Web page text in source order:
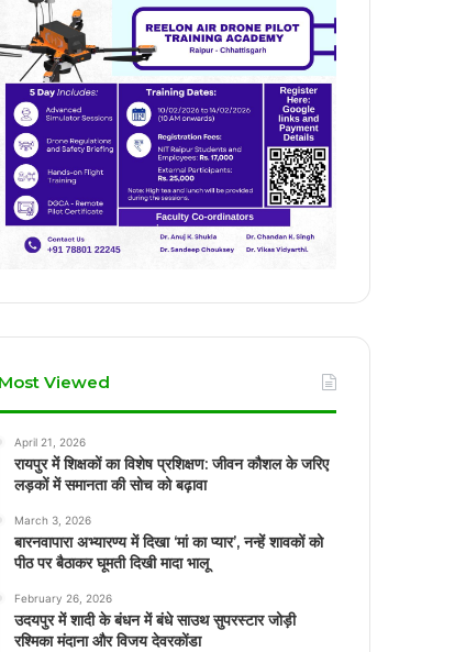
Most Viewed
April 21, 2026
रायपुर में शिक्षकों का विशेष प्रशिक्षण: जीवन कौशल के जरिए
लड़कों में समानता की सोच को बढ़ावा
March 3, 2026
बारनवापारा अभ्यारण्य में दिखा ‘मां का प्यार’, नन्हें शावकों को
पीठ पर बैठाकर घूमती दिखी मादा भालू
February 26, 2026
उदयपुर में शादी के बंधन में बंधे साउथ सुपरस्टार जोड़ी
रश्मिका मंदाना और विजय देवरकोंडा